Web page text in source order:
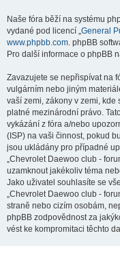
Naše fóra běží na systému
vydané pod licencí „General
www.phpbb.com. phpBB
Pro další informace o phpBB
Zavazujete se nepřispívat na
vulgárním nebo jiným
vaší zemi, zákony v zemi, kde
platné mezinárodní právo.
vykázání z fóra a/nebo
(ISP) na vaši činnost, pokud
jsou ukládány pro případné
„Chevrolet Daewoo club -
uzamknout jakékoliv téma
Jako uživatel souhlasíte se
„Chevrolet Daewoo club -
straně nebo cizím osobám,
phpBB zodpovědnost za
vést ke kompromitaci těchto